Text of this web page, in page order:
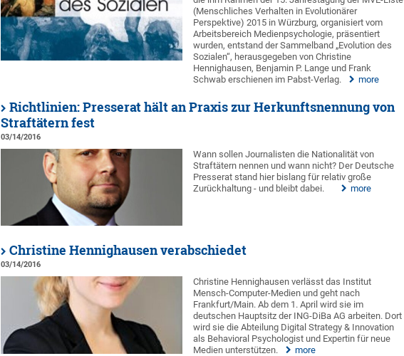
(Menschliches Verhalten in Evolutionärer
Perspektive) 2015 in Würzburg, organisiert vom
Arbeitsbereich Medienpsychologie, präsentiert
wurden, entstand der Sammelband „Evolution des
Sozialen“, herausgegeben von Christine
Hennighausen, Benjamin P. Lange und Frank
Schwab erschienen im Pabst-Verlag.
more
Richtlinien: Presserat hält an Praxis zur Herkunftsnennung von
Straftätern fest
03/14/2016
Wann sollen Journalisten die Nationalität von
Straftätern nennen und wann nicht? Der Deutsche
Presserat stand hier bislang für relativ große
Zurückhaltung - und bleibt dabei.
more
Christine Hennighausen verabschiedet
03/14/2016
Christine Hennighausen verlässt das Institut
Mensch-Computer-Medien und geht nach
Frankfurt/Main. Ab dem 1. April wird sie im
deutschen Hauptsitz der ING-DiBa AG arbeiten. Dort
wird sie die Abteilung Digital Strategy & Innovation
als Behavioral Psychologist und Expertin für neue
Medien unterstützen.
more